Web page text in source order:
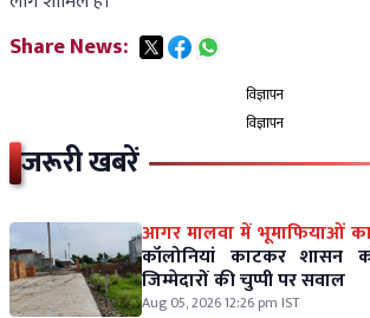
Share News:
विज्ञापन
विज्ञापन
जरूरी खबरें
आगर मालवा में भूमाफियाओं
कॉलोनियां काटकर शासन
जिम्मेदारों की चुप्पी पर सवाल
Aug 05, 2026 12:26 pm IST